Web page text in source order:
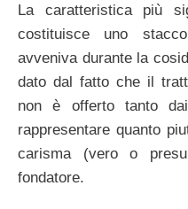
La caratteristica più
costituisce uno
avveniva durante la
dato dal fatto che il
non è offerto tanto
rappresentare quanto
carisma (vero o
fondatore.